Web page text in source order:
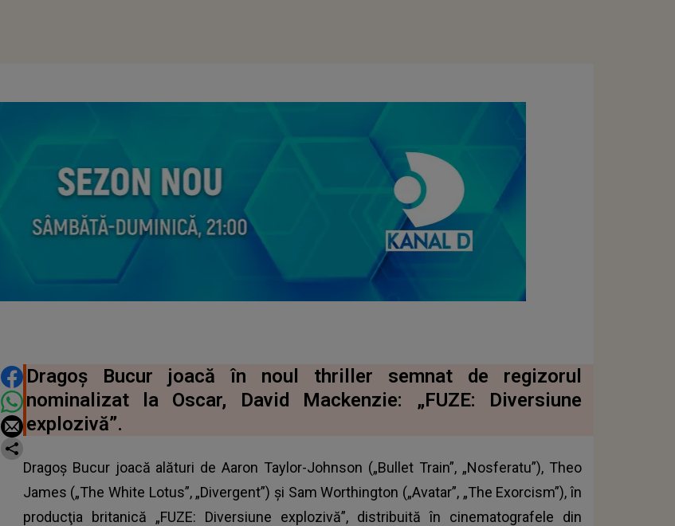
DISTRIBUIE ARTICOLUL
Dragoș Bucur joacă în noul thriller semnat de regizorul
nominalizat la Oscar, David Mackenzie: „FUZE: Diversiune
explozivă”.
Dragoş Bucur joacă alături de Aaron Taylor-Johnson („Bullet Train”, „Nosferatu”), Theo
James („The White Lotus”, „Divergent”) şi Sam Worthington („Avatar”, „The Exorcism”), în
producţia britanică „FUZE: Diversiune explozivă”, distribuită în cinematografele din